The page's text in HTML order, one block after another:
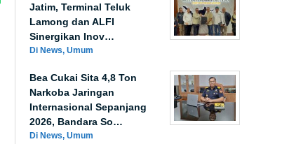
Jatim, Terminal Teluk
Lamong dan ALFI
Sinergikan Inov…
Di News, Umum
Bea Cukai Sita 4,8 Ton
Narkoba Jaringan
Internasional Sepanjang
2026, Bandara So…
Di News, Umum